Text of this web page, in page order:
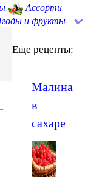
Ассорти
и фрукты
Еще рецепты:
Малина
в
сахаре